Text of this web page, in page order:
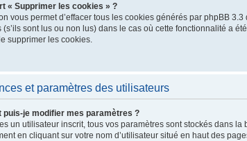
« Supprimer les cookies » ?
vous permet d’effacer tous les cookies générés par phpBB
(s’ils sont lus ou non lus) dans le cas où cette fonctionnalité a
supprimer les cookies.
et paramètres des utilisateurs
puis-je modifier mes paramètres ?
un utilisateur inscrit, tous vos paramètres sont stockés dans
en cliquant sur votre nom d’utilisateur situé en haut des